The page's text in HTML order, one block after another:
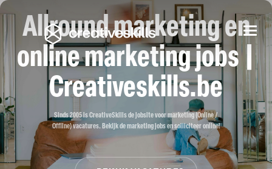
Allround marketing en
online marketing jobs |
Creativeskills.be
Sinds 2005 is CreativeSkills de jobsite voor marketing (Online /
Offline) vacatures. Bekijk de marketing jobs en solliciteer online!